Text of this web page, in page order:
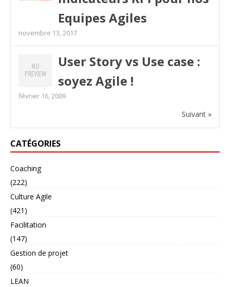
Equipes Agiles
novembre 13, 2017
User Story vs Use case :
soyez Agile !
février 16, 2009
Suivant »
CATÉGORIES
Coaching
(222)
Culture Agile
(421)
Facilitation
(147)
Gestion de projet
(60)
LEAN